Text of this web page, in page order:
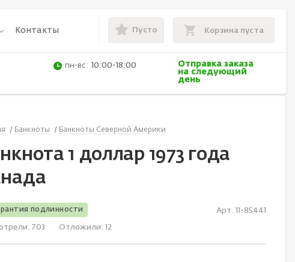
Контакты Пусто Корзина пуста
пн-вс: 10:00-18:00
Отправка заказа
на следующий
день
Банкноты Банкноты Северной Америки
1 доллар 1973 года
подлинности Арт. 11-85441
703 Отложили: 12